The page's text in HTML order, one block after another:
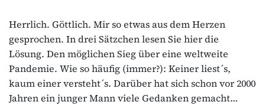
Herrlich. Göttlich. Mir so etwas aus dem Herzen
gesprochen. In drei Sätzchen lesen Sie hier die
Lösung. Den möglichen Sieg über eine weltweite
Pandemie. Wie so häufig (immer?): Keiner liest´s,
kaum einer versteht´s. Darüber hat sich schon vor 2000
Jahren ein junger Mann viele Gedanken gemacht…